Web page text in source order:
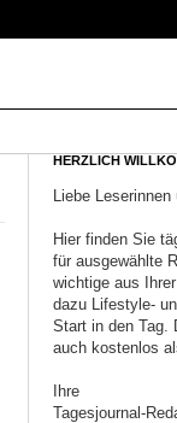
HERZLICH
Liebe Leserinnen
Hier finden Sie
für ausgewählte
wichtige aus
dazu Lifestyle-
Start in den Tag.
auch kostenlos
Ihre
Tagesjournal-